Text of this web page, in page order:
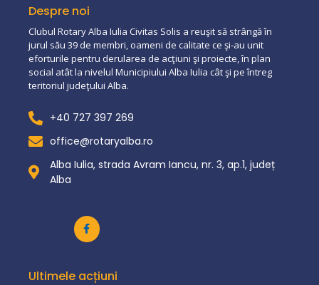
Despre noi
Clubul Rotary Alba Iulia Civitas Solis a reuşit să strângă în
jurul său 39 de membri, oameni de calitate ce şi-au unit
eforturile pentru derularea de acţiuni şi proiecte, în plan
social atât la nivelul Municipiului Alba Iulia cât şi pe întreg
teritoriul judeţului Alba.
+40 727 397 269
office@rotaryalba.ro
Alba Iulia, strada Avram Iancu, nr. 3, ap.1, județ
Alba
Ultimele acțiuni